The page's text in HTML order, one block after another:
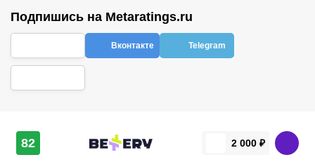
Подпишись на Metaratings.ru
Вконтакте Telegram
82 2 000 ₽